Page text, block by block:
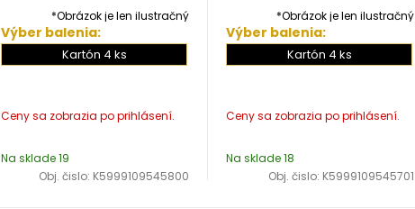
*Obrázok je len ilustračný
Výber balenia:
Kartón 4 ks
Na sklade 19
Obj. čislo: K5999109545800
*Obrázok je len ilustračný
Výber balenia:
Kartón 4 ks
Na sklade 18
Obj. čislo: K5999109545701